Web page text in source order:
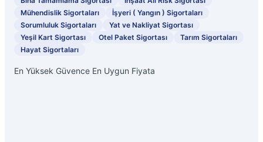
Mühendislik Sigortaları
İşyeri ( Yangın ) Sigortaları
Sorumluluk Sigortaları
Yat ve Nakliyat Sigortası
Yeşil Kart Sigortası
Otel Paket Sigortası
Tarım Sigortaları
Hayat Sigortaları
En Yüksek Güvence En Uygun Fiyata